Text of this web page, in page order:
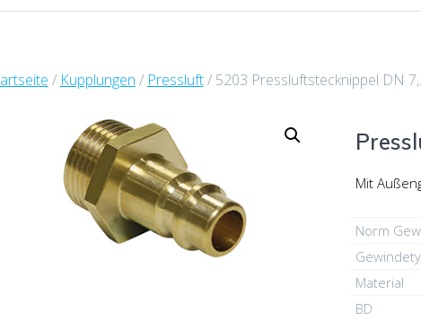
/ Kupplungen / Pressluft/ 5203 Pressluftstecknippel DN
Mit
Norm
Material
BD